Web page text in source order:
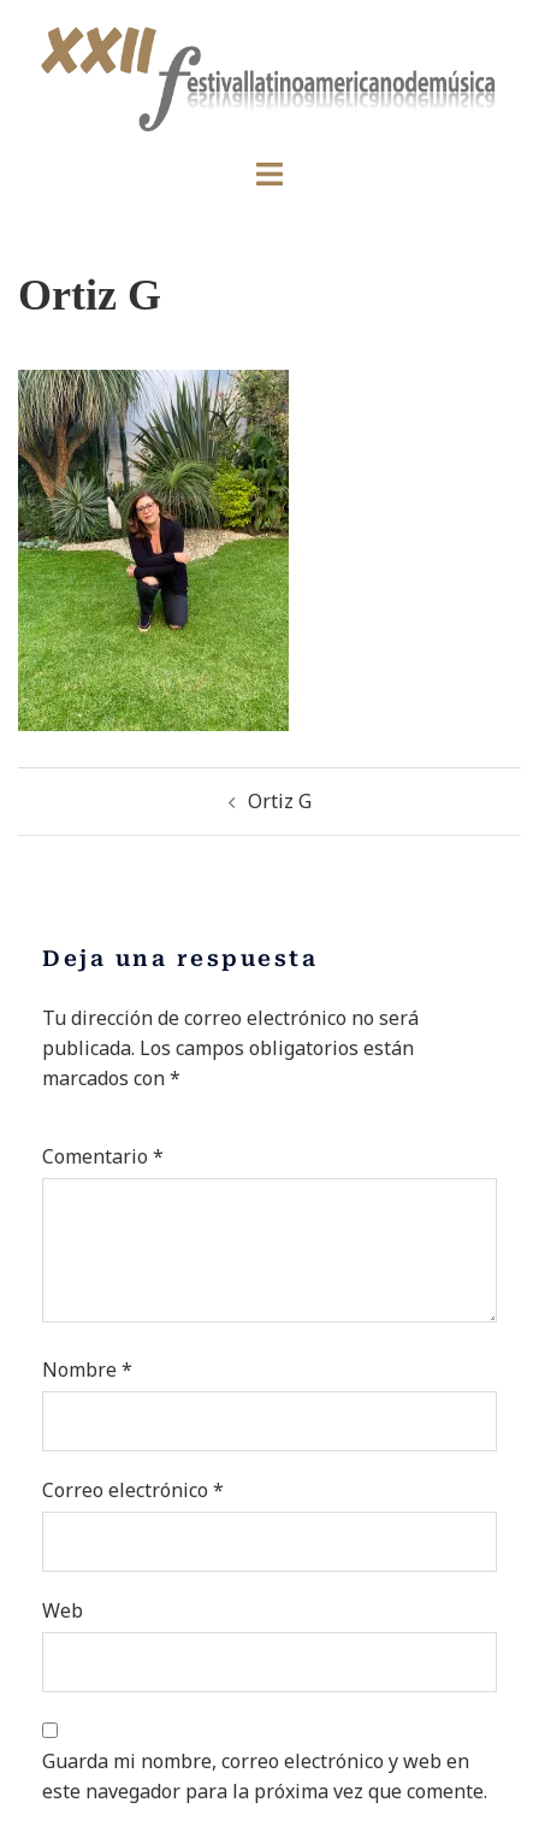
Ortiz G
Ortiz G
Deja una respuesta
Tu dirección de correo electrónico no será
publicada. Los campos obligatorios están
marcados con*
Comentario *
Nombre*
Correo electrónico *
Web
Guarda mi nombre, correo electrónico y web en
este navegador para la próxima vez que comente.
Alternative: